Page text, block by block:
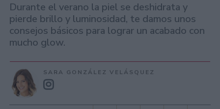
Durante el verano la piel se deshidrata y
pierde brillo y luminosidad, te damos unos
consejos básicos para lograr un acabado con
mucho glow.
SARA GONZÁLEZ VELÁSQUEZ